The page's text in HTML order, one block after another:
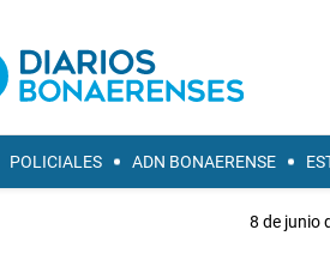
POLICIALES ADN BONAERENSE
8 de junio